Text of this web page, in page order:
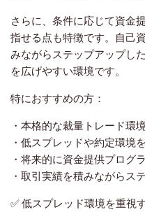
さらに、条件に応じて資金
指せる点も特徴です。自己
みながらステップアップし
を広げやすい環境です。
特におすすめの方：
・本格的な裁量トレード環
・低スプレッドや約定環境
・将来的に資金提供プログ
・取引実績を積みながらス
✅ 低スプレッド環境を重視